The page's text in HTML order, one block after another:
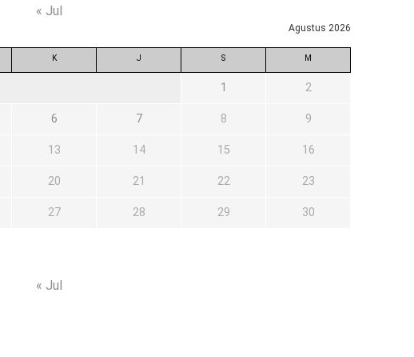
« Jul
Agustus 2026
K J S M
1 2
6 7 8 9
13 14 15 16
20 21 22 23
27 28 29 30
« Jul